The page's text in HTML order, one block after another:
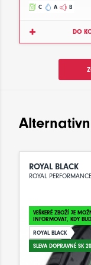
C A B
DO
ROYAL BLACK
ROYAL
VEŠKERÉ ZBOŽÍ JE
INFORMOVAT, KDY
ROYAL BLACK
SLEVA DOPRAVNÉ SK